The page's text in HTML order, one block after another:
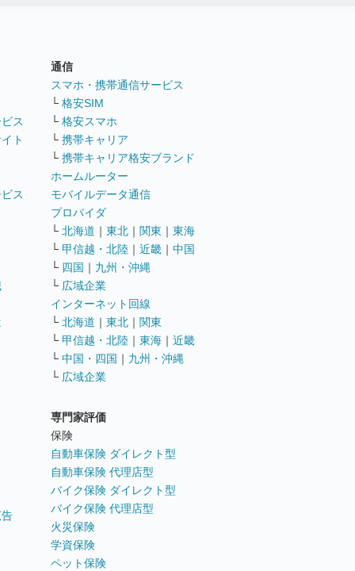
ス
ト
ス
通信
スマホ・携帯通信サービス
└ 格安SIM
└ 格安スマホ
└ 携帯キャリア
└ 携帯キャリア格安ブランド
ホームルーター
モバイルデータ通信
プロバイダ
└ 北海道 ｜ 東北 ｜ 関東 ｜ 東海
└ 甲信越・北陸 ｜ 近畿 ｜ 中国
└ 四国 ｜ 九州・沖縄
└ 広域企業
インターネット回線
└ 北海道 ｜ 東北 ｜ 関東
└ 甲信越・北陸 ｜ 東海 ｜ 近畿
└ 中国・四国 ｜ 九州・沖縄
└ 広域企業
専門家評価
保険
自動車保険 ダイレクト型
自動車保険 代理店型
バイク保険 ダイレクト型
バイク保険 代理店型
火災保険
学資保険
ペット保険